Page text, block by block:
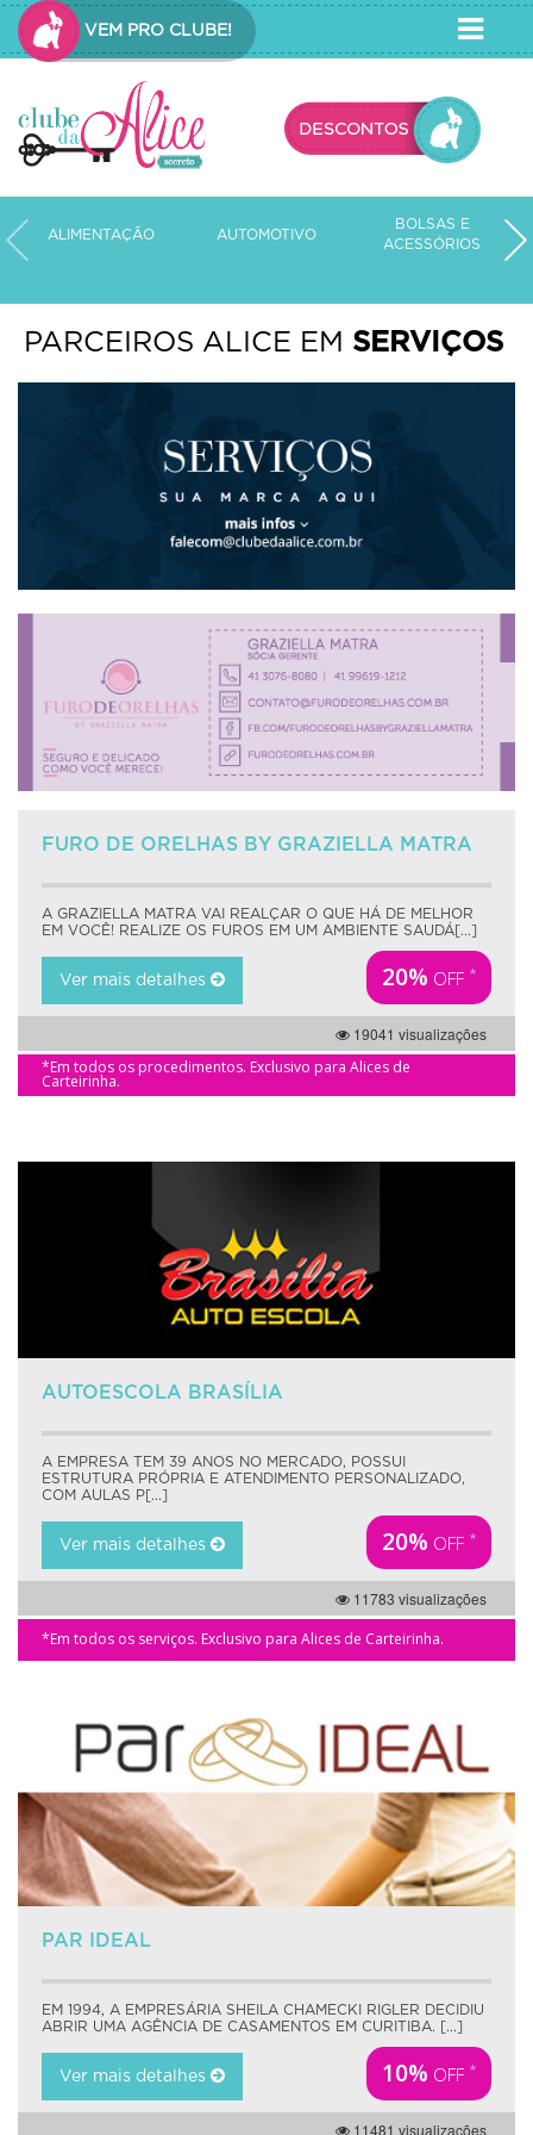
VEM PRO CLUBE!
ALIMENTAÇÃO AUTOMOTIVO
BOLSAS E
ACESSÓRIOS
PARCEIROS ALICE EM SERVIÇOS
FURO DE ORELHAS BY GRAZIELLA MATRA
A GRAZIELLA MATRA VAI REALÇAR O QUE HÁ DE MELHOR
EM VOCÊ! REALIZE OS FUROS EM UM AMBIENTE SAUDÁ[...]
Ver mais detalhes 20% OFF *
19041 visualizações
*Em todos os procedimentos. Exclusivo para Alices de
Carteirinha.
AUTOESCOLA BRASÍLIA
A EMPRESA TEM 39 ANOS NO MERCADO, POSSUI
ESTRUTURA PRÓPRIA E ATENDIMENTO PERSONALIZADO,
COM AULAS P[...]
Ver mais detalhes 20% OFF *
11783 visualizações
*Em todos os serviços. Exclusivo para Alices de Carteirinha.
PAR IDEAL
EM 1994, A EMPRESÁRIA SHEILA CHAMECKI RIGLER DECIDIU
ABRIR UMA AGÊNCIA DE CASAMENTOS EM CURITIBA. [...]
Ver mais detalhes 10% OFF *
11481 visualizações